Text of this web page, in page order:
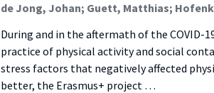
de Jong, Johan; Guett, Matthias;
During and in the aftermath of the COVID-
practice of physical activity and social
stress factors that negatively affected
better, the Erasmus+ project …